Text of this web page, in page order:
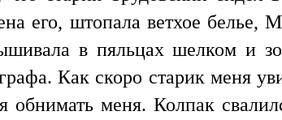
его, штопала ветхое белье,
в пяльцах шелком и
Как скоро старик меня
обнимать меня. Колпак